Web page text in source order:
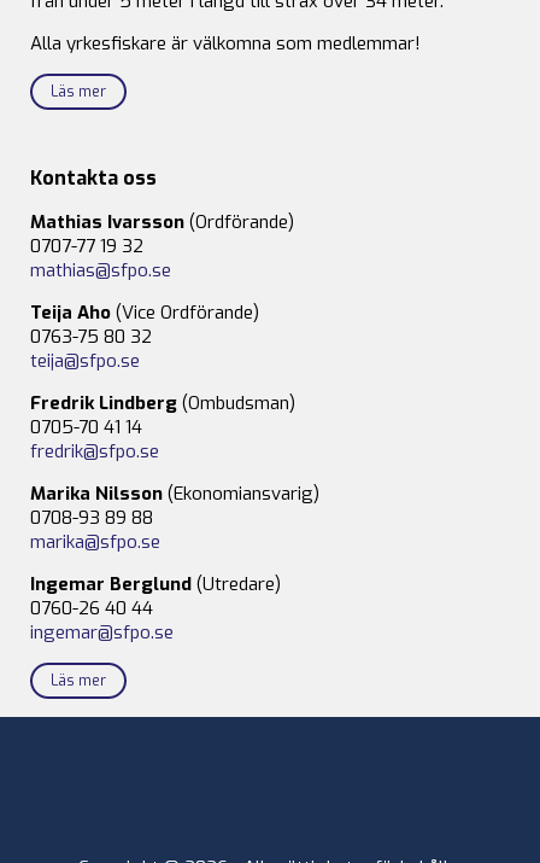
Alla yrkesfiskare är välkomna som medlemmar!
Läs mer
Kontakta oss
Mathias Ivarsson (Ordförande)
0707-77 19 32
mathias@sfpo.se
Teija Aho (Vice Ordförande)
0763-75 80 32
teija@sfpo.se
Fredrik Lindberg (Ombudsman)
0705-70 41 14
fredrik@sfpo.se
Marika Nilsson (Ekonomiansvarig)
0708-93 89 88
marika@sfpo.se
Ingemar Berglund (Utredare)
0760-26 40 44
ingemar@sfpo.se
Läs mer